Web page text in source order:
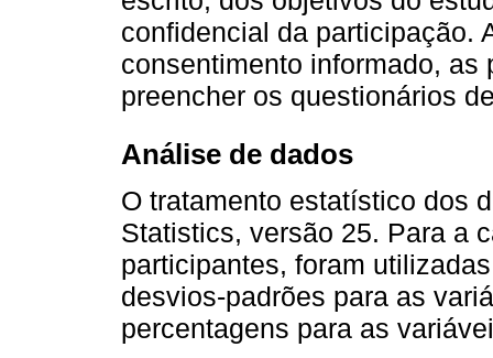
confidencial da participação.
consentimento informado,
preencher os questionários
Análise de dados
O tratamento estatístico dos
Statistics, versão 25. Para a
participantes, foram
desvios-padrões para as
percentagens para as